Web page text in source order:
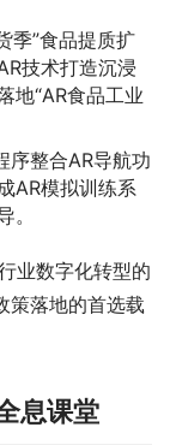
季”食品提质扩
技术打造沉浸
地“AR食品工业
序整合AR导航功
AR模拟训练系
。
业数字化转型的
策落地的首选载
息课堂